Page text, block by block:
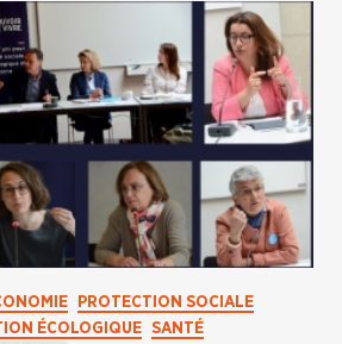
PROTECTION SOCIALE
ÉCOLOGIQUE SANTÉ